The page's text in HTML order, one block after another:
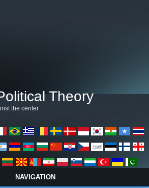
Theory
the center
NAVIGATION